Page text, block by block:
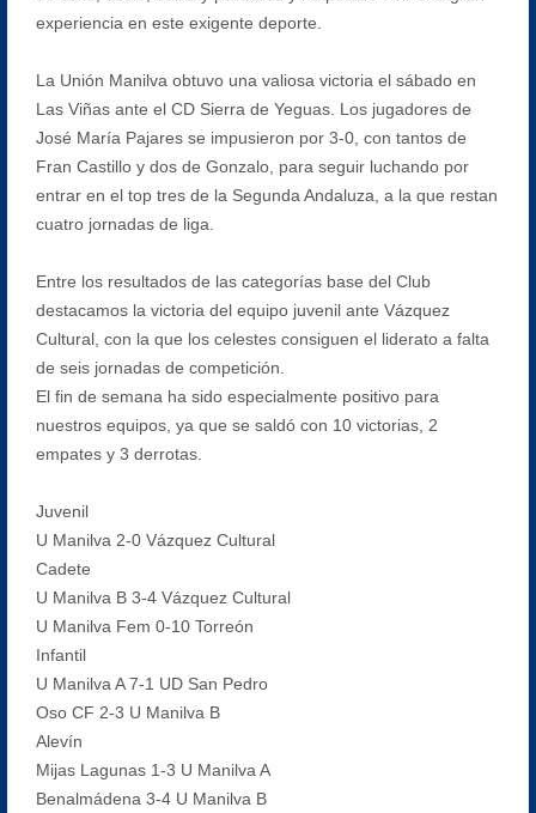
experiencia en este exigente deporte.
La Unión Manilva obtuvo una valiosa victoria el sábado en
Las Viñas ante el CD Sierra de Yeguas. Los jugadores de
José María Pajares se impusieron por 3-0, con tantos de
Fran Castillo y dos de Gonzalo, para seguir luchando por
entrar en el top tres de la Segunda Andaluza, a la que restan
cuatro jornadas de liga.
Entre los resultados de las categorías base del Club
destacamos la victoria del equipo juvenil ante Vázquez
Cultural, con la que los celestes consiguen el liderato a falta
de seis jornadas de competición.
El fin de semana ha sido especialmente positivo para
nuestros equipos, ya que se saldó con 10 victorias, 2
empates y 3 derrotas.
Juvenil
U Manilva 2-0 Vázquez Cultural
Cadete
U Manilva B 3-4 Vázquez Cultural
U Manilva Fem 0-10 Torreón
Infantil
U Manilva A 7-1 UD San Pedro
Oso CF 2-3 U Manilva B
Alevín
Mijas Lagunas 1-3 U Manilva A
Benalmádena 3-4 U Manilva B